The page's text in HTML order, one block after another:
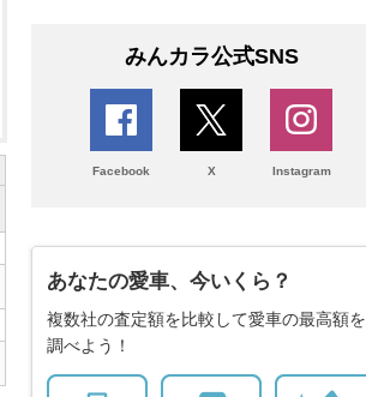
みんカラ公式SNS
Facebook X Instagram
あなたの愛車、今いくら？
複数社の査定額を比較して愛車の最高額を
調べよう！